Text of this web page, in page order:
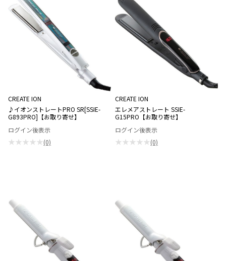
CREATE ION
♪イオンストレートPRO SR[SSIE-
G893PRO]【お取り寄せ】
ログイン後表示
★★★★★(0)
CREATE ION
エレメアストレート SSIE-
G15PRO【お取り寄せ】
ログイン後表示
★★★★★(0)